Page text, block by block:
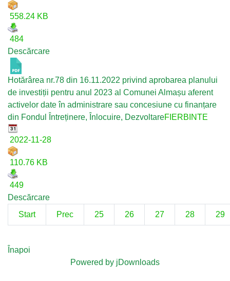
558.24 KB
484
Descărcare
Hotărârea nr.78 din 16.11.2022 privind aprobarea planului
de investiții pentru anul 2023 al Comunei Almașu aferent
activelor date în administrare sau concesiune cu finanțare
din Fondul Întreținere, Înlocuire, DezvoltareFIERBINTE
2022-11-28
110.76 KB
449
Descărcare
Start
Prec 25 26 27 28 29
Înapoi
Powered by jDownloads